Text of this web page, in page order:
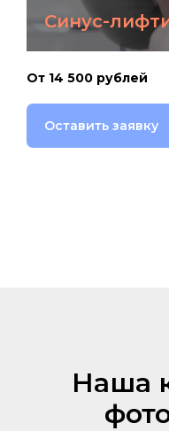
Синус-
От 14 500 рублей
Оставить заявку
Наша